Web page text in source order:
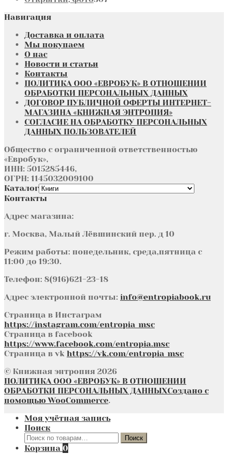
Навигация
Доставка и оплата
Мы покупаем
О нас
Новости и статьи
Контакты
ПОЛИТИКА ООО «ЕВРОБУК» В ОТНОШЕНИИ
ОБРАБОТКИ ПЕРСОНАЛЬНЫХ ДАННЫХ
ДОГОВОР ПУБЛИЧНОЙ ОФЕРТЫ ИНТЕРНЕТ-
МАГАЗИНА «КНИЖНАЯ ЭНТРОПИЯ»
СОГЛАСИЕ НА ОБРАБОТКУ ПЕРСОНАЛЬНЫХ
ДАННЫХ ПОЛЬЗОВАТЕЛЕЙ
Общество с ограниченной ответственностью
«Евробук»,
ИНН: 5015285446,
ОГРН: 1145032009100
Каталог
Контакты
Адрес магазина:
г. Москва, Малый Лёвшинский пер. д 10
Режим работы: понедельник, среда,пятница с
11:00 до 19:30.
Телефон: 8(916)621-23-18
Адрес электронной почты: info@entropiabook.ru
Страница в Инстаграм
https://instagram.com/entropia_msc
Страница в facebook
https://www.facebook.com/entropia.msc
Страница в vk https://vk.com/entropia_msc
© Книжная энтропия 2026
ПОЛИТИКА ООО «ЕВРОБУК» В ОТНОШЕНИИ
ОБРАБОТКИ ПЕРСОНАЛЬНЫХ ДАННЫХСоздано с
помощью WooCommerce.
Моя учётная запись
Поиск
Искать:
Поиск
Корзина 0